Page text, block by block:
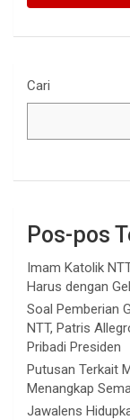
Cari
Pos-pos
Imam Katolik
Harus dengan
Soal Pemberian
NTT, Patris
Pribadi Presiden
Putusan Terkait
Menangkap
Jawalens